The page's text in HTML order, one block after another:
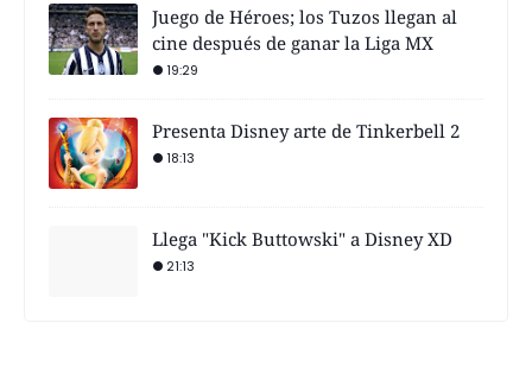
Juego de Héroes; los Tuzos llegan al
cine después de ganar la Liga MX
19:29
Presenta Disney arte de Tinkerbell 2
18:13
Llega "Kick Buttowski" a Disney XD
21:13